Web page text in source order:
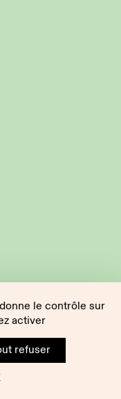
le contrôle sur
activer
refuser